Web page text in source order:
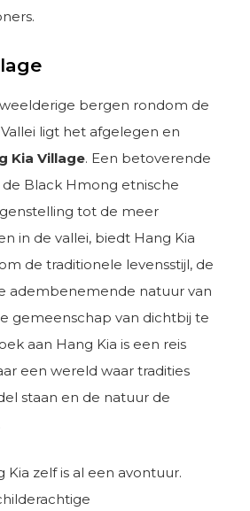
bergen rondom de
ligt het afgelegen en
Kia Village. Een betoverende
Black Hmong etnische
tot de meer
in de vallei, biedt Hang Kia
de traditionele levensstijl, de
adembenemende natuur van
gemeenschap van dichtbij te
aan Hang Kia is een reis
een wereld waar tradities
staan en de natuur de
Kia zelf is al een avontuur.